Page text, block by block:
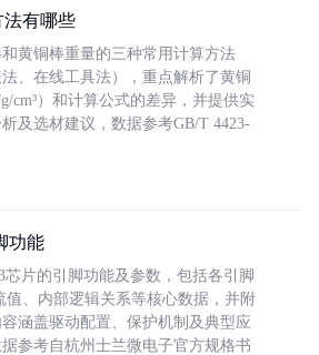
法有哪些
黄铜棒重量的三种常用计算方法
法、在线工具法），重点解析了黄铜
cm³）和计算公式的差异，并提供实
及选材建议，数据参考GB/T 4423-
功能
芯片的引脚功能及参数，包括各引脚
值、内部逻辑关系等核心数据，并附
涵盖驱动配置、保护机制及典型应
参考自杭州士兰微电子官方规格书